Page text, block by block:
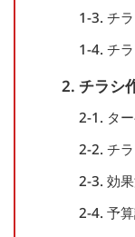
1-3. チ
1-4. チ
2. チラシ
2-1. タ
2-2. チ
2-3. 効
2-4. 予